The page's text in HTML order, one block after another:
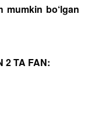
mumkin bo‘lgan
2 TA FAN: